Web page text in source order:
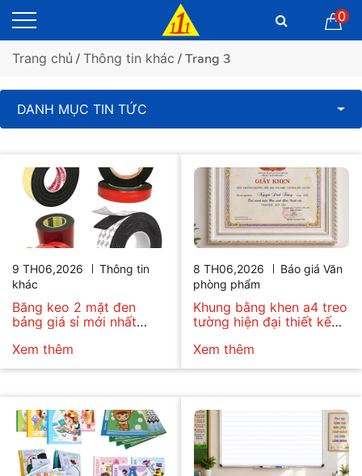
0
Trang chủ / Thông tin khác / Trang 3
DANH MỤC TIN TỨC
9 TH06,2026
Thông tin
khác
Băng keo 2 mặt đen
bảng giá sỉ mới nhất
Xem thêm
8 TH06,2026
Báo giá Văn
phòng phẩm
Khung bằng khen a4 treo
tường hiện đại thiết kế
Xem thêm